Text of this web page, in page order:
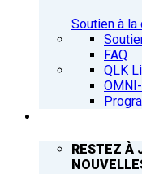
Soutien à
FAQ
QLK
RESTEZ À